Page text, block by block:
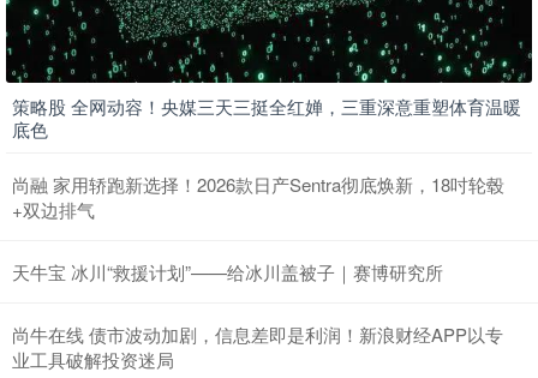
策略股 全网动容！央媒三天三挺全红婵，三重深意重塑体育温暖
底色
尚融 家用轿跑新选择！2026款日产Sentra彻底焕新，18吋轮毂
+双边排气
天牛宝 冰川“救援计划”——给冰川盖被子｜赛博研究所
尚牛在线 债市波动加剧，信息差即是利润！新浪财经APP以专
业工具破解投资迷局